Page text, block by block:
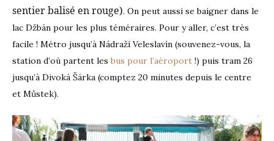
sentier balisé en rouge). On peut aussi se baigner dans le
lac Džbán pour les plus téméraires. Pour y aller, c’est très
facile ! Métro jusqu’à Nádraží Veleslavín (souvenez-vous, la
station d’où partent les bus pour l’aéroport !) puis tram 26
jusqu’à Divoká Šárka (comptez 20 minutes depuis le centre
et Můstek).